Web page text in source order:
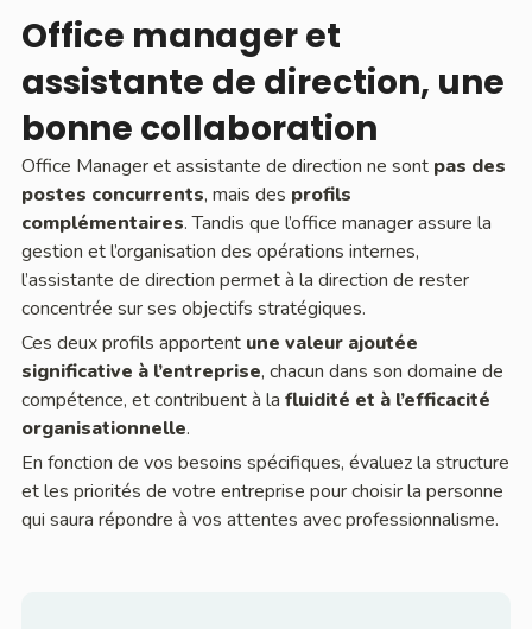
Office manager et
assistante de direction, une
bonne collaboration
Office Manager et assistante de direction ne sont pas des
postes concurrents, mais des profils
complémentaires. Tandis que l’office manager assure la
gestion et l’organisation des opérations internes,
l’assistante de direction permet à la direction de rester
concentrée sur ses objectifs stratégiques.
Ces deux profils apportent une valeur ajoutée
significative à l’entreprise, chacun dans son domaine de
compétence, et contribuent à la fluidité et à l’efficacité
organisationnelle.
En fonction de vos besoins spécifiques, évaluez la structure
et les priorités de votre entreprise pour choisir la personne
qui saura répondre à vos attentes avec professionnalisme.